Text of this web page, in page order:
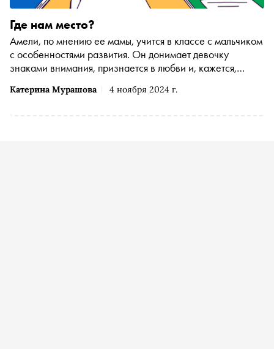
Катерина Мурашова 4 ноября 2024 г.
Где нам место?
Амели, по мнению ее мамы, учится в классе с мальчиком
с особенностями развития. Он донимает девочку
знаками внимания, признается в любви и, кажется,
такой ситуации? На этот вопрос психолог Катерина